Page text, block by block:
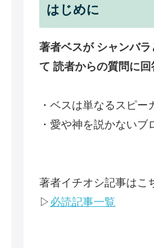
はじめに
著者ベスが シャンバ
て 読者からの質問に
・ベスは単なるスピー
・愛や神を説かないブ
著者イチオシ記事はこ
▷ 必読記事一覧